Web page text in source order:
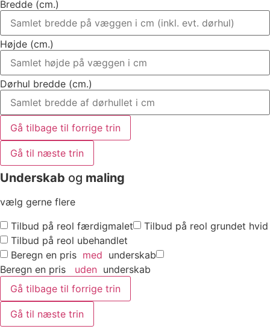
Bredde (cm.)
Højde (cm.)
Dørhul bredde (cm.)
Gå tilbage til forrige trin
Gå til næste trin
Underskab og maling
vælg gerne flere
Tilbud på reol færdigmalet
Tilbud på reol grundet hvid
Tilbud på reol ubehandlet
Beregn en pris med underskab
Beregn en pris
uden underskab
Gå tilbage til forrige trin
Gå til næste trin